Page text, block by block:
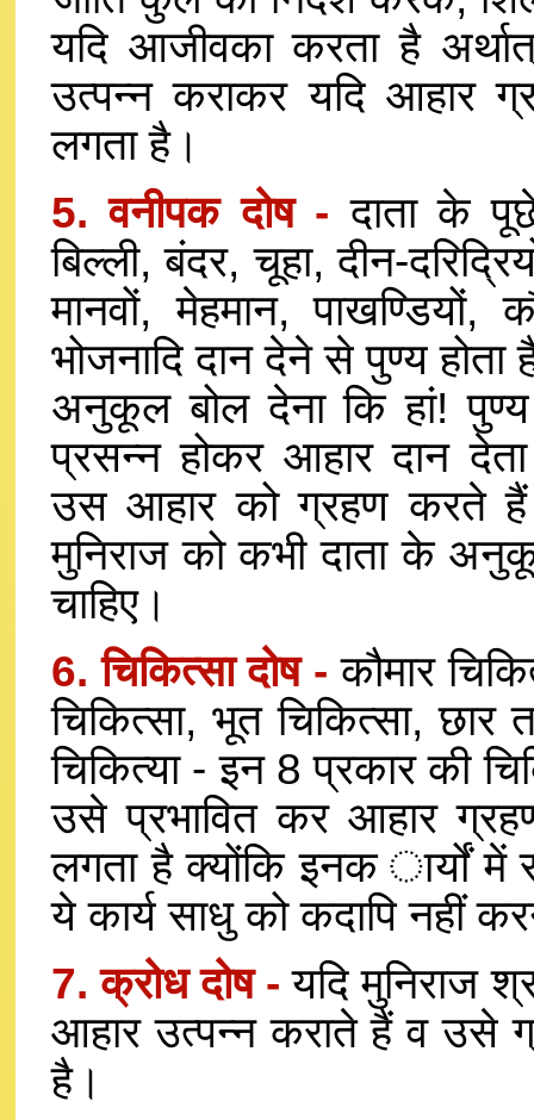
यदि आजीवका करता है
उत्पन्न कराकर यदि आहार
लगता है।
5. वनीपक दोष - दाता के
बिल्ली, बंदर, चूहा, दीन-
मानवों, मेहमान, पाखण्डियों,
भोजनादि दान देने से पुण्य होता
अनुकूल बोल देना कि हां! पुण्य
प्रसन्न होकर आहार दान
उस आहार को ग्रहण करते हैं
मुनिराज को कभी दाता के
चाहिए।
6. चिकित्सा दोष - कौमार
चिकित्सा, भूत चिकित्सा, छार
चिकित्या - इन 8 प्रकार की
उसे प्रभावित कर आहार
लगता है क्योंकि इनक ार्यों में
ये कार्य साधु को कदापि नहीं
7. क्रोध दोष - यदि मुनिराज
आहार उत्पन्न कराते हैं व उसे
है।